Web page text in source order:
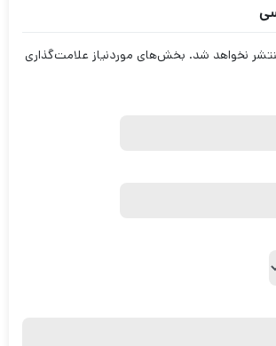
نخواهد شد. بخش‌های موردنیاز علامت‌گذاری